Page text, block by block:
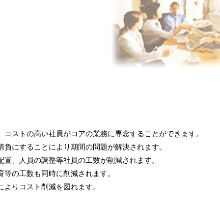
ストの高い社員がコアの業務に専念することができます。
にすることにより期間の問題が解決されます。
、人員の調整等社員の工数が削減されます。
の工数も同時に削減されます。
りコスト削減を図れます。